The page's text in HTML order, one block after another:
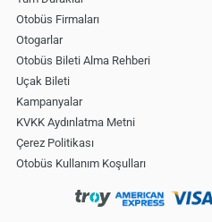
Otobüs Firmaları
Otogarlar
Otobüs Bileti Alma Rehberi
Uçak Bileti
Kampanyalar
KVKK Aydınlatma Metni
Çerez Politikası
Otobüs Kullanım Koşulları